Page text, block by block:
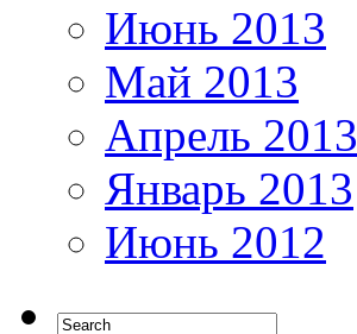
Июнь 2013
Май 2013
Апрель 2013
Январь 2013
Июнь 2012